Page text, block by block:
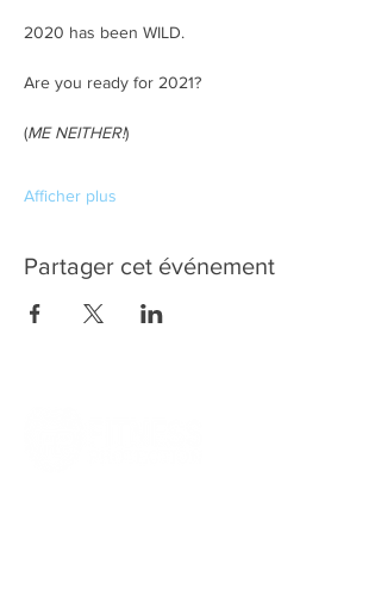
2020 has been WILD.
Are you ready for 2021?
(ME NEITHER!)
Afficher plus
Partager cet événement